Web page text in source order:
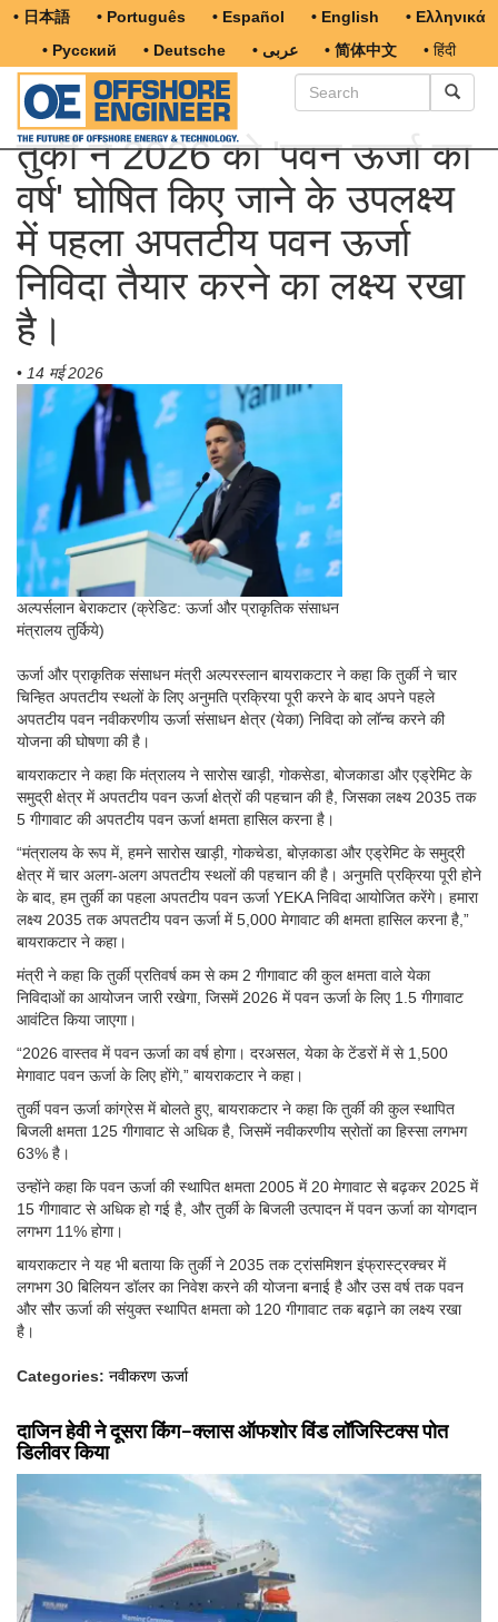
• 日本語 • Português • Español • English
• Ελληνικά
• Русский
• Deutsche • عربى • 简体中文 • हिंदी
तुर्की ने 2026 को 'पवन ऊर्जा का
वर्ष' घोषित किए जाने के उपलक्ष्य
में पहला अपतटीय पवन ऊर्जा
निविदा तैयार करने का लक्ष्य रखा
है।
• 14 मई 2026
अल्पर्सलान बेराकटार (क्रेडिट: ऊर्जा और प्राकृतिक संसाधन
मंत्रालय तुर्किये)
ऊर्जा और प्राकृतिक संसाधन मंत्री अल्परस्लान बायराकटार ने कहा कि तुर्की ने चार
चिन्हित अपतटीय स्थलों के लिए अनुमति प्रक्रिया पूरी करने के बाद अपने पहले
अपतटीय पवन नवीकरणीय ऊर्जा संसाधन क्षेत्र (येका) निविदा को लॉन्च करने की
योजना की घोषणा की है।
बायराकटार ने कहा कि मंत्रालय ने सारोस खाड़ी, गोकसेडा, बोजकाडा और एड्रेमिट के
समुद्री क्षेत्र में अपतटीय पवन ऊर्जा क्षेत्रों की पहचान की है, जिसका लक्ष्य 2035 तक
5 गीगावाट की अपतटीय पवन ऊर्जा क्षमता हासिल करना है।
“मंत्रालय के रूप में, हमने सारोस खाड़ी, गोकचेडा, बोज़काडा और एड्रेमिट के समुद्री
क्षेत्र में चार अलग-अलग अपतटीय स्थलों की पहचान की है। अनुमति प्रक्रिया पूरी होने
के बाद, हम तुर्की का पहला अपतटीय पवन ऊर्जा YEKA निविदा आयोजित करेंगे। हमारा
लक्ष्य 2035 तक अपतटीय पवन ऊर्जा में 5,000 मेगावाट की क्षमता हासिल करना है,”
बायराकटार ने कहा।
मंत्री ने कहा कि तुर्की प्रतिवर्ष कम से कम 2 गीगावाट की कुल क्षमता वाले येका
निविदाओं का आयोजन जारी रखेगा, जिसमें 2026 में पवन ऊर्जा के लिए 1.5 गीगावाट
आवंटित किया जाएगा।
“2026 वास्तव में पवन ऊर्जा का वर्ष होगा। दरअसल, येका के टेंडरों में से 1,500
मेगावाट पवन ऊर्जा के लिए होंगे,” बायराकटार ने कहा।
तुर्की पवन ऊर्जा कांग्रेस में बोलते हुए, बायराकटार ने कहा कि तुर्की की कुल स्थापित
बिजली क्षमता 125 गीगावाट से अधिक है, जिसमें नवीकरणीय स्रोतों का हिस्सा लगभग
63% है।
उन्होंने कहा कि पवन ऊर्जा की स्थापित क्षमता 2005 में 20 मेगावाट से बढ़कर 2025 में
15 गीगावाट से अधिक हो गई है, और तुर्की के बिजली उत्पादन में पवन ऊर्जा का योगदान
लगभग 11% होगा।
बायराकटार ने यह भी बताया कि तुर्की ने 2035 तक ट्रांसमिशन इंफ्रास्ट्रक्चर में
लगभग 30 बिलियन डॉलर का निवेश करने की योजना बनाई है और उस वर्ष तक पवन
और सौर ऊर्जा की संयुक्त स्थापित क्षमता को 120 गीगावाट तक बढ़ाने का लक्ष्य रखा
है।
Categories: नवीकरण ऊर्जा
दाजिन हेवी ने दूसरा किंग-क्लास ऑफशोर विंड लॉजिस्टिक्स पोत
डिलीवर किया